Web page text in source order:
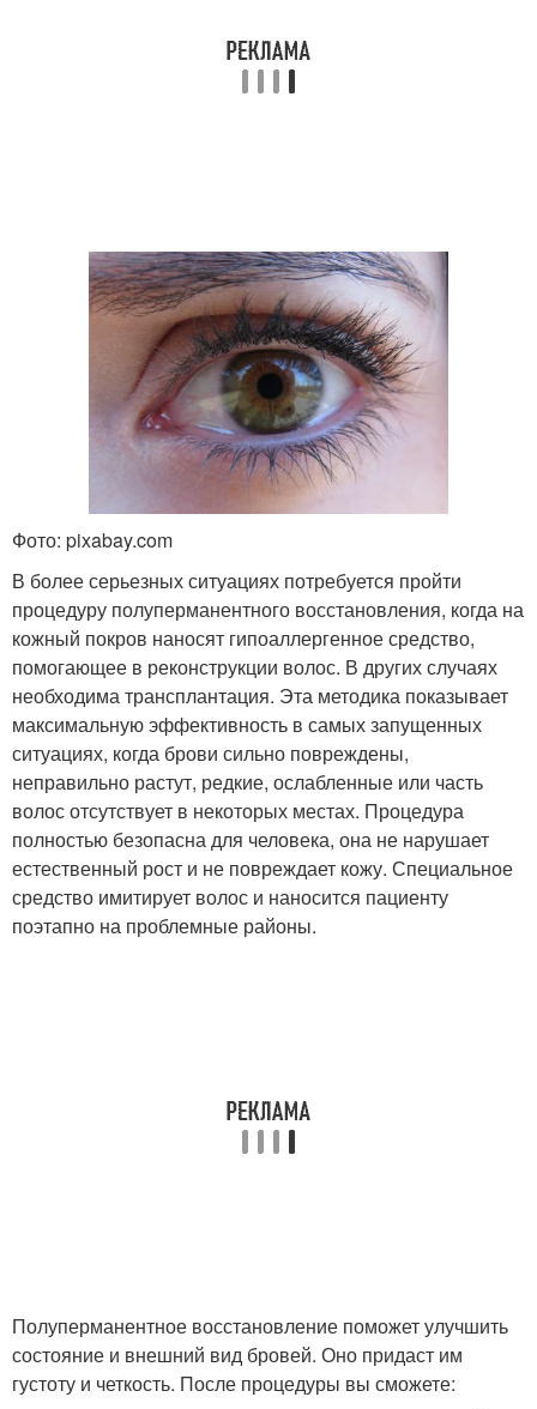
Фото: pixabay.com
В более серьезных ситуациях потребуется пройти
процедуру полуперманентного восстановления, когда на
кожный покров наносят гипоаллергенное средство,
помогающее в реконструкции волос. В других случаях
необходима трансплантация. Эта методика показывает
максимальную эффективность в самых запущенных
ситуациях, когда брови сильно повреждены,
неправильно растут, редкие, ослабленные или часть
волос отсутствует в некоторых местах. Процедура
полностью безопасна для человека, она не нарушает
естественный рост и не повреждает кожу. Специальное
средство имитирует волос и наносится пациенту
поэтапно на проблемные районы.
Полуперманентное восстановление поможет улучшить
состояние и внешний вид бровей. Оно придаст им
густоту и четкость. После процедуры вы сможете: